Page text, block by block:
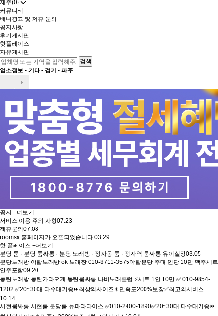
제주(0)
커뮤니티
배너광고 및 제휴 문의
공지사항
후기게시판
핫플레이스
자유게시판
업소정보 - 기타- 경기 - 파주
공지 +더보기
서비스 이용 주의 사항07.23
제휴문의 07.08
roomsa 홈페이지가 오픈되었습니다.03.29
핫 플레이스 +더보기
분당 룸 · 분당 룸싸롱 · 분당 노래방 · 정자동 룸 · 정자역 룸싸롱 유이실장03.05
분당노래방 야탑노래방 ok 노래짱 010-8711-3575야탑분당 주대 인당 10만 맥주세트
안주포함09.20
동탄노래방 동탄가라오케 동탄룸싸롱 나비노래클럽 ⚡세트 1인 10만 ✅ 010-9854-
1202 ✅20~30대 다수대기중⏩최상의사이즈✴️만족도200%보장✅최고의서비스
10.14
서현룸싸롱 서현룸 분당룸 뉴파라다이스 ✅010-2400-1890✅20~30대 다수대기중⏩